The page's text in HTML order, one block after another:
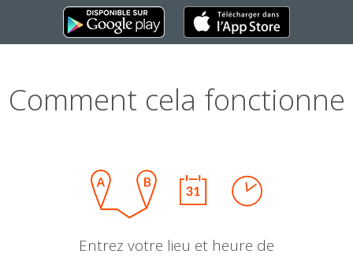
Comment cela fonctionne
Entrez votre lieu et heure de